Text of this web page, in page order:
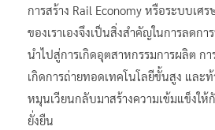
การสร้าง Rail Economy หรือระบบเศ
ของเราเองจึงเป็นสิ่งสำคัญในการลดกา
นำไปสู่การเกิดอุตสาหกรรมการผลิต กา
เกิดการถ่ายทอดเทคโนโลยีขั้นสูง และ
หมุนเวียนกลับมาสร้างความเข้มแข็งให้
ยั่งยืน